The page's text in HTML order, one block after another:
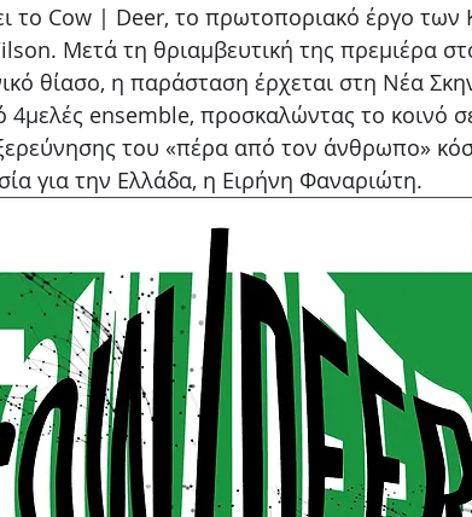
το Cow | Deer, το πρωτοποριακό έργο των
Μετά τη θριαμβευτική της πρεμιέρα
θίασο, η παράσταση έρχεται στη Νέα
4μελές ensemble, προσκαλώντας το κοινό
του «πέρα από τον άνθρωπο»
για την Ελλάδα, η Ειρήνη Φαναριώτη.